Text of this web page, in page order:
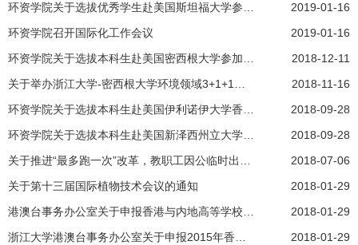
环资学院关于选拔优秀学生赴美国斯坦福大学参加2019年自然资本项目培训的通知
2019-01-16
环资学院召开国际化工作会议
2019-01-16
环资学院关于选拔本科生赴美国密西根大学参加2019年环境领域“3+1+1”本硕联合培养项目的通知
2018-12-11
关于举办浙江大学-密西根大学环境领域3+1+1本硕联合培养项目宣讲会的通知
2018-11-16
环资学院关于选拔本科生赴美国伊利诺伊大学香槟分校（UIUC）参加2019年“3+2”项目的通知
2018-09-28
环资学院关于选拔本科生赴美国新泽西州立大学参加2019年“3+2”项目的通知
2018-09-28
关于推进“最多跑一次”改革，教职工因公临时出国（境）全程网上审批流程正式上线的通知
2018-07-06
关于第十三届国际植物技术会议的通知
2018-01-29
港澳台事务办公室关于申报香港与内地高等学校师生交流计划项目（2016年第一批）的通知
2018-01-29
浙江大学港澳台事务办公室关于申报2015年香港与内地高等学校师生交流计划项目的通知
2018-01-29